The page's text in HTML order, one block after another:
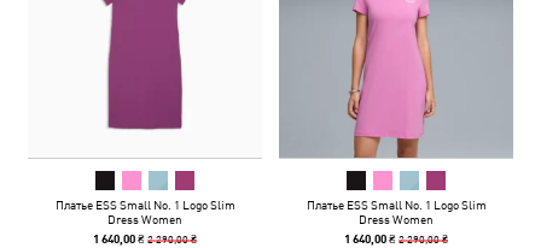
Платье ESS Small No. 1 Logo Slim
Dress Women
1 640,00 ₴2 290,00 ₴
Платье ESS Small No. 1 Logo Slim
Dress Women
1 640,00 ₴2 290,00 ₴